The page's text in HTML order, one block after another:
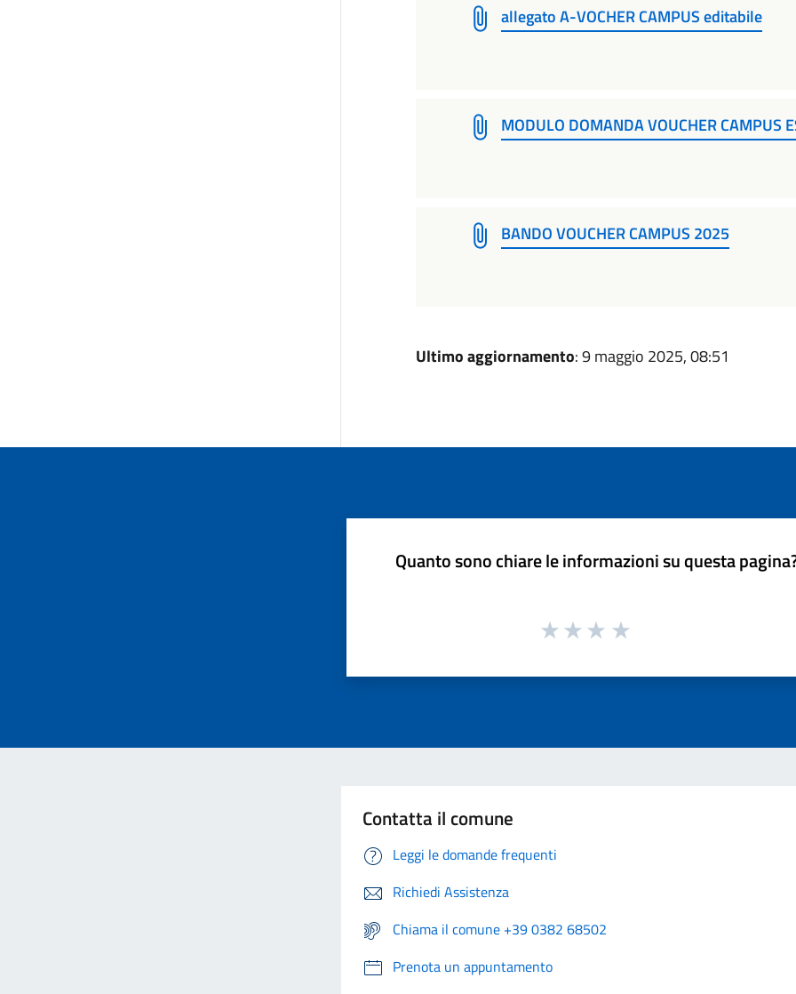
allegato A-VOCHER CAMPUS editabile
MODULO DOMANDA VOUCHER CAMPUS
BANDO VOUCHER CAMPUS 2025
Ultimo aggiornamento: 9 maggio 2025, 08:51
Quanto sono chiare le informazioni su questa
Contatta il comune
Leggi le domande frequenti
Richiedi Assistenza
Chiama il comune +39 0382 68502
Prenota un appuntamento